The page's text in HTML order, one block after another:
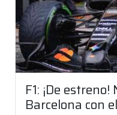
F1: ¡De
Barcelona con